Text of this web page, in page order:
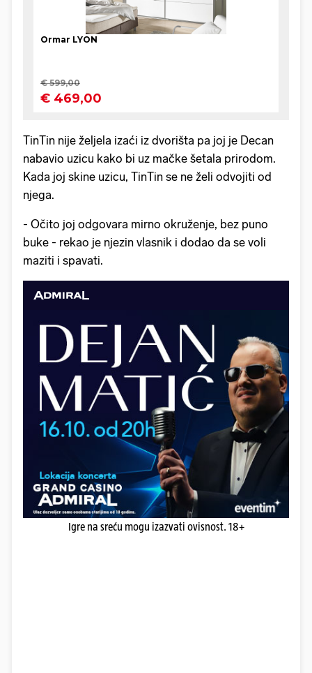
TinTin nije željela izaći iz dvorišta pa joj je Decan
nabavio uzicu kako bi uz mačke šetala prirodom.
Kada joj skine uzicu, TinTin se ne želi odvojiti od
njega.
- Očito joj odgovara mirno okruženje, bez puno
buke - rekao je njezin vlasnik i dodao da se voli
maziti i spavati.
Igre na sreću mogu izazvati ovisnost. 18+